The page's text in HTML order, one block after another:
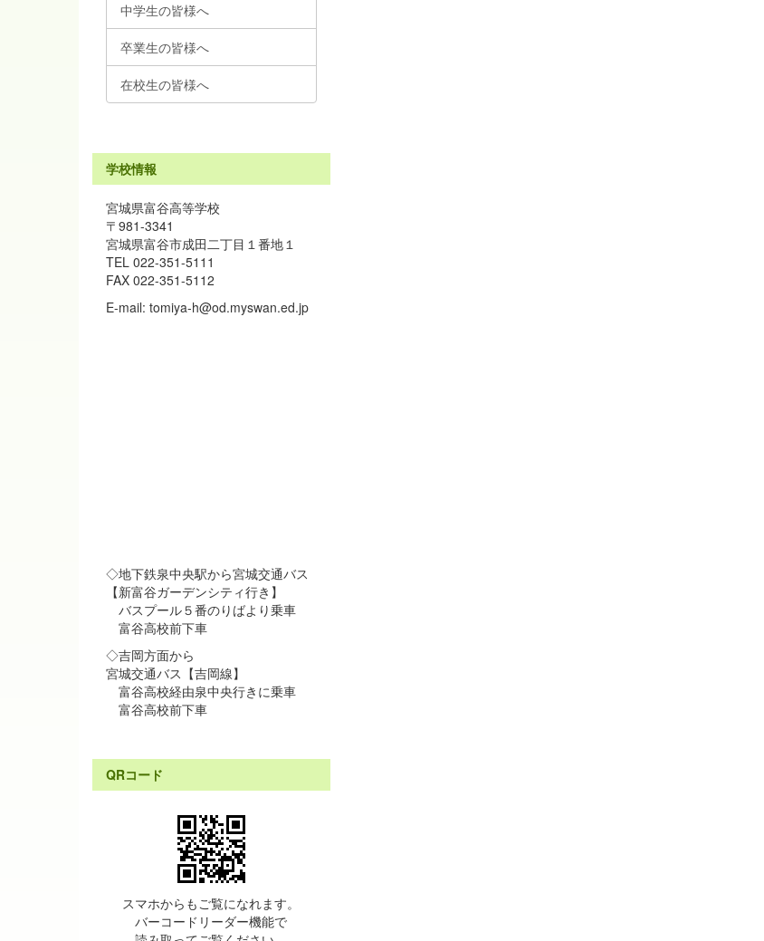
中学生の皆様へ
卒業生の皆様へ
在校生の皆様へ
学校情報
宮城県富谷高等学校
〒981-3341
宮城県富谷市成田二丁目１番地１
TEL 022-351-5111
FAX 022-351-5112
E-mail: tomiya-h@od.myswan.ed.jp
◇地下鉄泉中央駅から宮城交通バス
【新富谷ガーデンシティ行き】
バスプール５番のりばより乗車
富谷高校前下車
◇吉岡方面から
宮城交通バス【吉岡線】
富谷高校経由泉中央行きに乗車
富谷高校前下車
QRコード
スマホからもご覧になれます。
バーコードリーダー機能で